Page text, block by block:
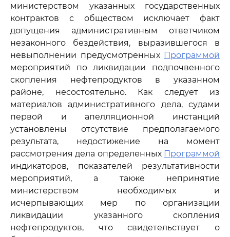
министерством указанных государственных
контрактов с обществом исключает факт
допущения административным ответчиком
незаконного бездействия, выразившегося в
невыполнении предусмотренных Программой
мероприятий по ликвидации подпочвенного
скопления нефтепродуктов в указанном
районе, несостоятельно. Как следует из
материалов административного дела, судами
первой и апелляционной инстанций
установлены отсутствие предполагаемого
результата, недостижение на момент
рассмотрения дела определенных Программой
индикаторов, показателей результативности
мероприятий, а также непринятие
министерством необходимых и
исчерпывающих мер по организации
ликвидации указанного скопления
нефтепродуктов, что свидетельствует о